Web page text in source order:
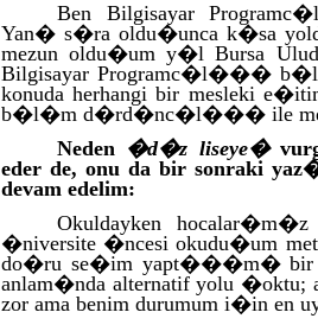
Ben Bilgisayar
Yan� s�ra oldu�unca k�sa
mezun oldu�um y�l Bursa
Bilgisayar Programc�l���
konuda herhangi bir mesleki
b�l�m d�rd�nc�l��� ile
Neden �d�z liseye�
eder de, onu da bir sonraki
devam edelim:
Okuldayken hocalar�m�z
�niversite �ncesi okudu�um
do�ru se�im yapt���m� bir
anlam�nda alternatif yolu �oktu;
zor ama benim durumum i�in en